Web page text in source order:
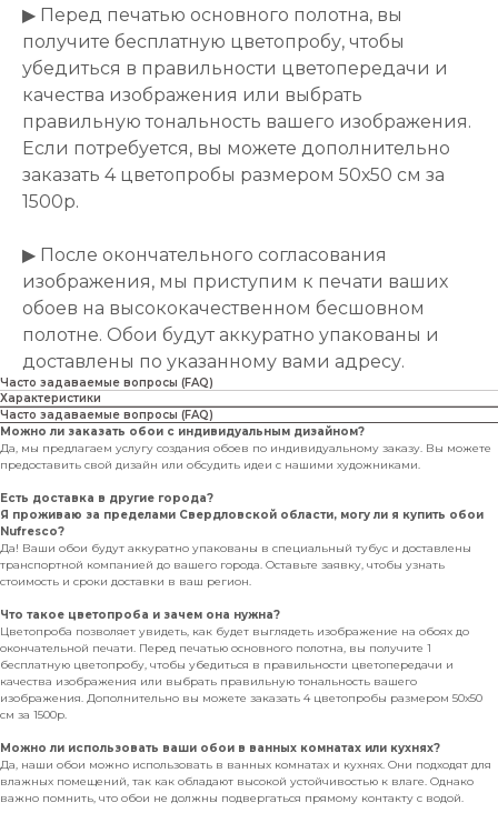
▶ Перед печатью основного полотна, вы
получите бесплатную цветопробу, чтобы
убедиться в правильности цветопередачи и
качества изображения или выбрать
правильную тональность вашего изображения.
Если потребуется, вы можете дополнительно
заказать 4 цветопробы размером 50х50 см за
1500р.
▶ После окончательного согласования
изображения, мы приступим к печати ваших
обоев на высококачественном бесшовном
полотне. Обои будут аккуратно упакованы и
доставлены по указанному вами адресу.
Часто задаваемые вопросы (FAQ)
Характеристики
Часто задаваемые вопросы (FAQ)
Можно ли заказать обои с индивидуальным дизайном?
Да, мы предлагаем услугу создания обоев по индивидуальному заказу. Вы можете
предоставить свой дизайн или обсудить идеи с нашими художниками.
Есть доставка в другие города?
Я проживаю за пределами Свердловской области, могу ли я купить обои
Nufresco?
Да! Ваши обои будут аккуратно упакованы в специальный тубус и доставлены
транспортной компанией до вашего города. Оставьте заявку, чтобы узнать
стоимость и сроки доставки в ваш регион.
Что такое цветопроба и зачем она нужна?
Цветопроба позволяет увидеть, как будет выглядеть изображение на обоях до
окончательной печати. Перед печатью основного полотна, вы получите 1
бесплатную цветопробу, чтобы убедиться в правильности цветопередачи и
качества изображения или выбрать правильную тональность вашего
изображения. Дополнительно вы можете заказать 4 цветопробы размером 50х50
см за 1500р.
Можно ли использовать ваши обои в ванных комнатах или кухнях?
Да, наши обои можно использовать в ванных комнатах и кухнях. Они подходят для
влажных помещений, так как обладают высокой устойчивостью к влаге. Однако
важно помнить, что обои не должны подвергаться прямому контакту с водой.